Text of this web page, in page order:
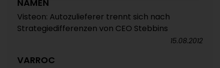
NAMEN
Visteon: Autozulieferer trennt sich nach
Strategiedifferenzen von CEO Stebbins
15.08.2012
VARROC